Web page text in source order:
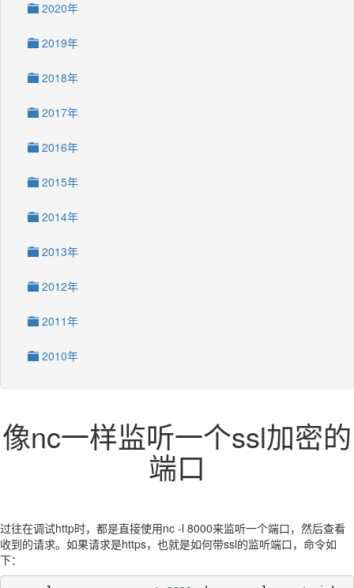
2020年
2019年
2018年
2017年
2016年
2015年
2014年
2013年
2012年
2011年
2010年
像nc一样监听一个ssl加密的
端口
过往在调试http时，都是直接使用nc -l 8000来监听一个端口，然后查看
收到的请求。如果请求是https，也就是如何带ssl的监听端口，命令如
下：